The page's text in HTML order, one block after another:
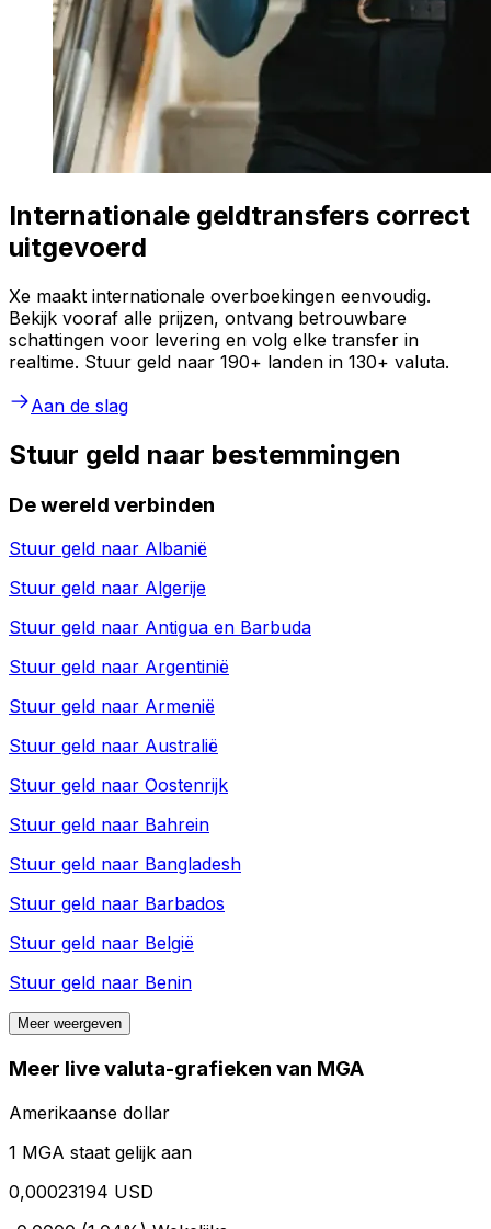
Internationale geldtransfers correct
uitgevoerd
Xe maakt internationale overboekingen eenvoudig.
Bekijk vooraf alle prijzen, ontvang betrouwbare
schattingen voor levering en volg elke transfer in
realtime. Stuur geld naar 190+ landen in 130+ valuta.
Aan de slag
Stuur geld naar bestemmingen
De wereld verbinden
Stuur geld naar Albanië
Stuur geld naar Algerije
Stuur geld naar Antigua en Barbuda
Stuur geld naar Argentinië
Stuur geld naar Armenië
Stuur geld naar Australië
Stuur geld naar Oostenrijk
Stuur geld naar Bahrein
Stuur geld naar Bangladesh
Stuur geld naar Barbados
Stuur geld naar België
Stuur geld naar Benin
Meer weergeven
Meer live valuta-grafieken van MGA
Amerikaanse dollar
1 MGA staat gelijk aan
0,00023194 USD